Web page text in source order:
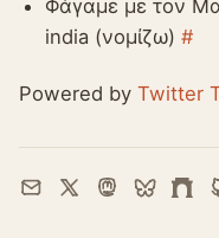
Φάγαμε με τον
india (νομίζω)#
Powered by Twitter
Email
X Mastodon